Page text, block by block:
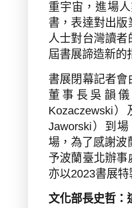
重宇宙，進場
書，表達對出
人士對台灣讀
屆書展諦造新的
書展閉幕記者
董事長吳韻
Kozaczewski ）
Jaworski ）到
場，為了感謝波
予波蘭臺北辦
亦以2023書展
文化部長史哲：